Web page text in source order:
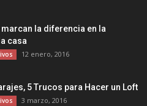
la diferencia en la
casa
12 enero, 2016
5 Trucos para Hacer un Loft
3 marzo, 2016